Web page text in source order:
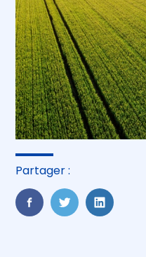
Partager :
FaceBook
TwitterLinkedIn